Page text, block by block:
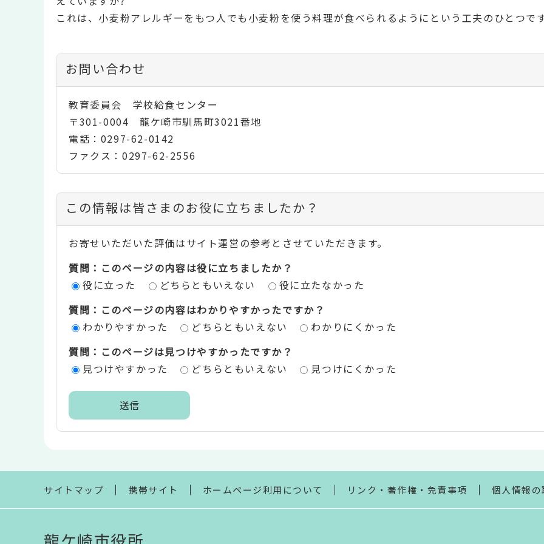
これは、小麦粉アレルギーをもつ人でも小麦粉を使う料理が食べられるようにという工夫のひとつで
お問い合わせ
教育委員会 学校給食センター
〒301-0004 龍ケ崎市馴馬町3021番地
電話：0297-62-0142
ファクス：0297-62-2556
コ
ン
テ
ン
評
エ
この情報は皆さまのお役に立ちましたか？
お寄せいただいた評価はサイト運営の参考とさせていただきます。
質問：このページの内容は役に立ちましたか？
役に立った
どちらともいえない
役に立たなかった
質問：このページの内容はわかりやすかったですか？
わかりやすかった
どちらともいえない
わかりにくかった
質問：このページは見つけやすかったですか？
見つけやすかった
どちらともいえない 見つけにくかった
ま
サイトマップ 携帯サイト ホームページ利用について リンク・著作権・免責事項 個人情報